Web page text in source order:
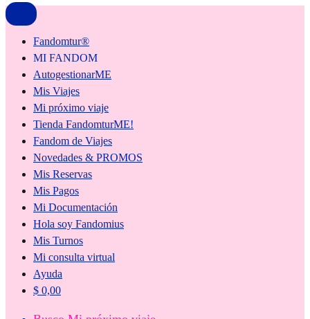
Fandomtur®
MI FANDOM
AutogestionarME
Mis Viajes
Mi próximo viaje
Tienda FandomturME!
Fandom de Viajes
Novedades & PROMOS
Mis Reservas
Mis Pagos
Mi Documentación
Hola soy Fandomius
Mis Turnos
Mi consulta virtual
Ayuda
$ 0,00